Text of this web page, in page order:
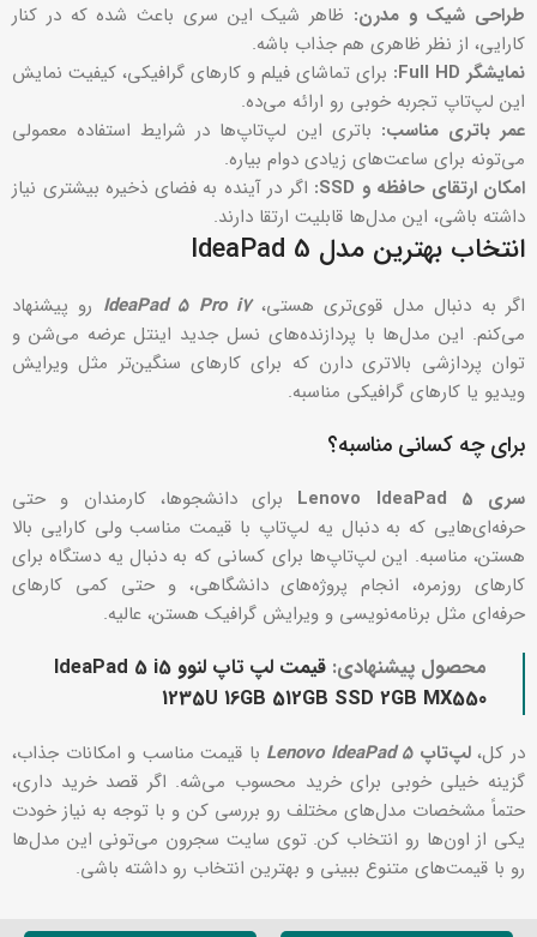
طراحی شیک و مدرن: ظاهر شیک این سری باعث شده که در کنار
کارایی، از نظر ظاهری هم جذاب باشه.
نمایشگر Full HD:
برای تماشای فیلم و کارهای گرافیکی، کیفیت نمایش
این لپ‌تاپ تجربه خوبی رو ارائه می‌ده.
عمر باتری مناسب: باتری این لپ‌تاپ‌ها در شرایط استفاده معمولی
می‌تونه برای ساعت‌های زیادی دوام بیاره.
امکان ارتقای حافظه و SSD:
اگر در آینده به فضای ذخیره بیشتری نیاز
داشته باشی، این مدل‌ها قابلیت ارتقا دارند.
انتخاب بهترین مدل IdeaPad 5
اگر به دنبال مدل قوی‌تری هستی، IdeaPad 5 Pro i7 رو پیشنهاد
می‌کنم. این مدل‌ها با پردازنده‌های نسل جدید اینتل عرضه می‌شن و
توان پردازشی بالاتری دارن که برای کارهای سنگین‌تر مثل ویرایش
ویدیو یا کارهای گرافیکی مناسبه.
برای چه کسانی مناسبه؟
سری Lenovo IdeaPad 5
برای دانشجوها، کارمندان و حتی
حرفه‌ای‌هایی که به دنبال یه لپ‌تاپ با قیمت مناسب ولی کارایی بالا
هستن، مناسبه. این لپ‌تاپ‌ها برای کسانی که به دنبال یه دستگاه برای
کارهای روزمره، انجام پروژه‌های دانشگاهی، و حتی کمی کارهای
حرفه‌ای مثل برنامه‌نویسی و ویرایش گرافیک هستن، عالیه.
محصول پیشنهادی:
قیمت لپ تاپ لنوو IdeaPad 5 i5
1235U 16GB 512GB SSD 2GB MX550
در کل،لپ‌تاپLenovo IdeaPad 5 با قیمت مناسب و امکانات جذاب،
گزینه خیلی خوبی برای خرید محسوب می‌شه. اگر قصد خرید داری،
حتماً مشخصات مدل‌های مختلف رو بررسی کن و با توجه به نیاز خودت
یکی از اون‌ها رو انتخاب کن. توی سایت سجرون می‌تونی این مدل‌ها
رو با قیمت‌های متنوع ببینی و بهترین انتخاب رو داشته باشی.